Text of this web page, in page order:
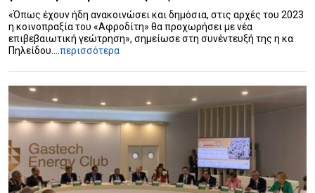
«Όπως έχουν ήδη ανακοινώσει και δημόσια, στις αρχές του 2023
η κοινοπραξία του «Αφροδίτη» θα προχωρήσει με νέα
επιβεβαιωτική γεώτρηση», σημείωσε στη συνέντευξή της η κα
Πηλείδου.... περισσότερα